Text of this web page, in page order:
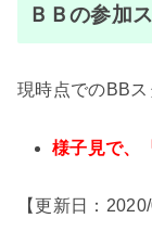
ＢＢの参加
現時点でのBBス
様子見で、
【更新日：